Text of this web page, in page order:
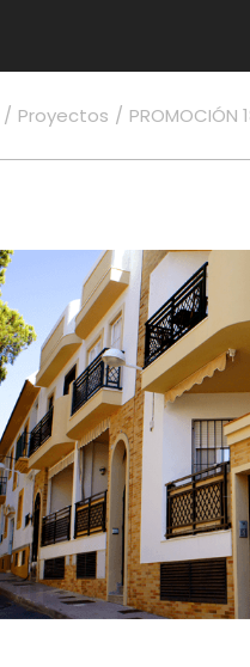
DÍAZ &
Proyectos